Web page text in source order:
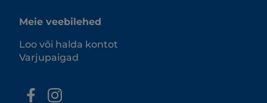
Meie veebilehed
Loo või halda kontot
Varjupaigad